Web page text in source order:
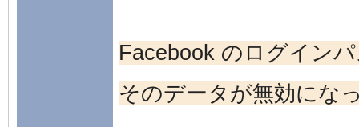
Facebook のログイン
そのデータが無効にな